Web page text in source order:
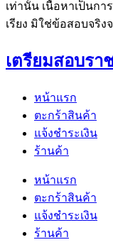
เท่านั้น เนื้อหาเป็นกา
เรียง มิใช่ข้อสอบจริ
เตรียมสอบรา
หน้าแรก
ตะกร้าสินค้า
แจ้งชำระเงิน
ร้านค้า
หน้าแรก
ตะกร้าสินค้า
แจ้งชำระเงิน
ร้านค้า